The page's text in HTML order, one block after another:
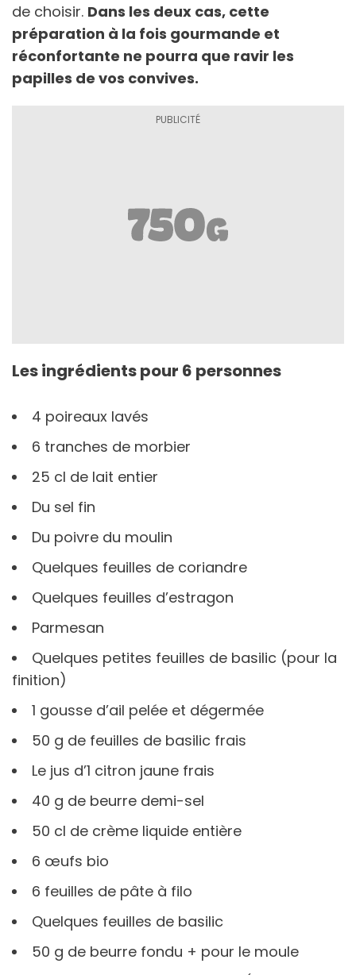
de choisir. Dans les deux cas, cette
préparation à la fois gourmande et
réconfortante ne pourra que ravir les
papilles de vos convives.
Les ingrédients pour 6 personnes
4 poireaux lavés
6 tranches de morbier
25 cl de lait entier
Du sel fin
Du poivre du moulin
Quelques feuilles de coriandre
Quelques feuilles d’estragon
Parmesan
Quelques petites feuilles de basilic (pour la
finition)
1 gousse d’ail pelée et dégermée
50 g de feuilles de basilic frais
Le jus d’1 citron jaune frais
40 g de beurre demi-sel
50 cl de crème liquide entière
6 œufs bio
6 feuilles de pâte à filo
Quelques feuilles de basilic
50 g de beurre fondu + pour le moule